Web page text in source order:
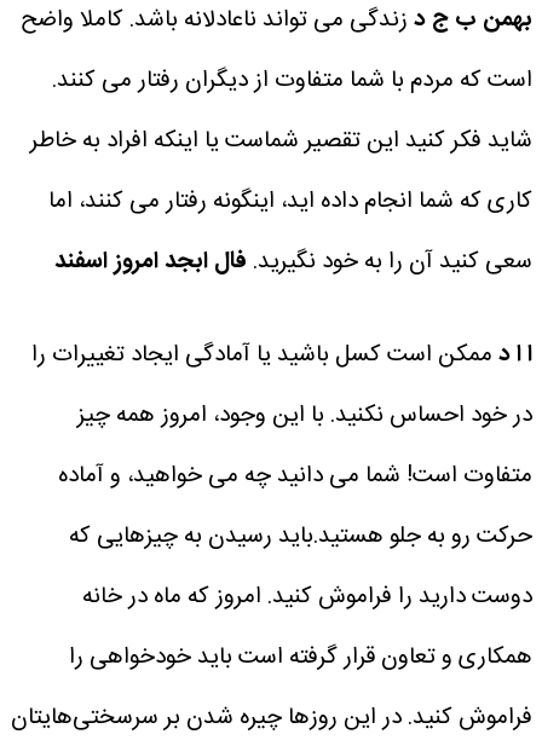
بهمن ب ج دزندگی می تواند ناعادلانه باشد. کاملا واضح
است که مردم با شما متفاوت از دیگران رفتار می کنند.
شاید فکر کنید این تقصیر شماست یا اینکه افراد به خاطر
کاری که شما انجام داده اید، اینگونه رفتار می کنند، اما
سعی کنید آن را به خود نگیرید. فال ابجد امروز اسفند
ا ا دممکن است کسل باشید یا آمادگی ایجاد تغییرات را
در خود احساس نکنید. با این وجود، امروز همه چیز
متفاوت است! شما می دانید چه می خواهید، و آماده
حرکت رو به جلو هستید.باید رسیدن به چیز‌هایی که
دوست دارید را فراموش کنید. امروز که ماه در خانه
همکاری و تعاون قرار گرفته است باید خودخواهی را
فراموش کنید. در این روز‌ها چیره شدن بر سرسختی‌هایتان